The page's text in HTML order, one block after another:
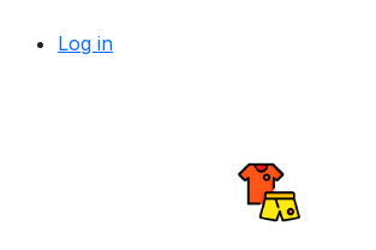
Log in